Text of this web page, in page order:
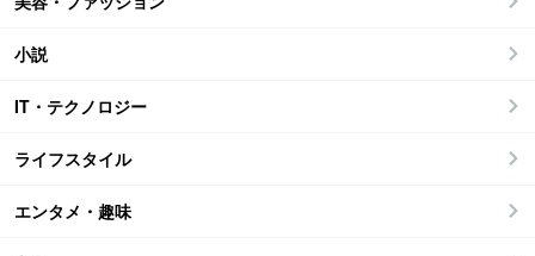
小説
IT・テクノロジー
ライフスタイル
エンタメ・趣味